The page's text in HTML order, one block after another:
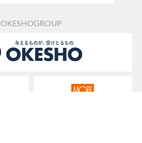
OKESHOGROUP